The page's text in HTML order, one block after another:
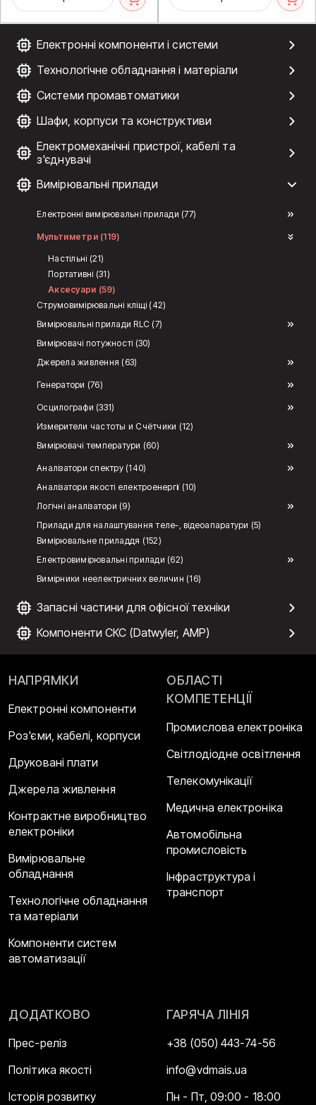
Електронні компоненти і системи
Технологічне обладнання і матеріали
Системи промавтоматики
Шафи, корпуси та конструктиви
Електромеханічні пристрої, кабелі та
з'єднувачі
Вимірювальні прилади
Електронні вимірювальні прилади (77)
Мультиметри (119)
Настільні (21)
Портативні (31)
Аксесуари (59)
Струмовимірювальні кліщі (42)
Вимірювальні прилади RLC (7)
Вимірювачі потужності (30)
Джерела живлення (63)
Генератори (76)
Осцилографи (331)
Измерители частоты и Счётчики (12)
Вимірювачі температури (60)
Аналізатори спектру (140)
Аналізатори якості електроенергії (10)
Логічні аналізатори (9)
Прилади для налаштування теле-, відеоапаратури (5)
Вимірювальне приладдя (152)
Електровимірювальні прилади (62)
Вимірники неелектричних величин (16)
Запасні частини для офісної техніки
Компоненти СКС (Datwyler, AMP)
НАПРЯМКИ
Електронні компоненти
Роз'єми, кабелі, корпуси
Друковані плати
Джерела живлення
Контрактне виробництво
електроніки
Вимірювальне
обладнання
Технологічне обладнання
та матеріали
Компоненти систем
автоматизації
ОБЛАСТІ
КОМПЕТЕНЦІЇ
Промислова електроніка
Світлодіодне освітлення
Телекомунікації
Медична електроніка
Автомобільна
промисловість
Інфраструктура і
транспорт
ДОДАТКОВО
Прес-реліз
Політика якості
Історія розвитку
ГАРЯЧА ЛІНІЯ
+38 (050) 443-74-56
info@vdmais.ua
Пн - Пт, 09:00 - 18:00